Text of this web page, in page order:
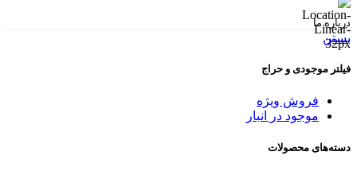
درباره ما
بستن
فیلتر موجودی و حراج
فروش ویژه
موجود در انبار
دسته‌های محصولات